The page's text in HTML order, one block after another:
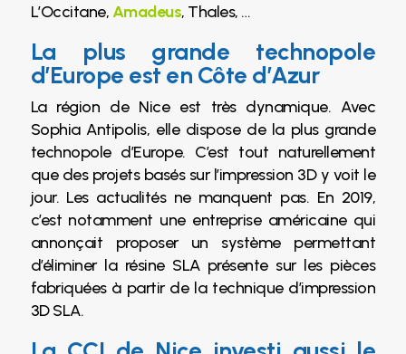
L’Occitane,Amadeus, Thales, …
La plus grande technopole
d’Europe est en Côte d’Azur
La région de Nice est très dynamique. Avec
Sophia Antipolis, elle dispose de la plus grande
technopole d’Europe. C’est tout naturellement
que des projets basés sur l’impression 3D y voit le
jour. Les actualités ne manquent pas. En 2019,
c’est notamment une entreprise américaine qui
annonçait proposer un système permettant
d’éliminer la résine SLA présente sur les pièces
fabriquées à partir de la technique d’impression
3D SLA.